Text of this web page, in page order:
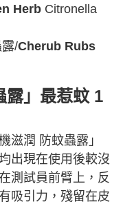
Herb Citronella
/Cherub Rubs
露」最惹蚊 1
滋潤 防蚊蟲露」
出現在使用後較沒
測試員前臂上，反
吸引力，殘留在皮